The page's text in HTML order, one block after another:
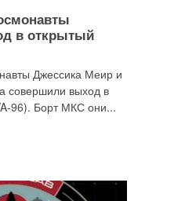
в открытый
Джессика Меир и
совершили выход в
96). Борт МКС они...